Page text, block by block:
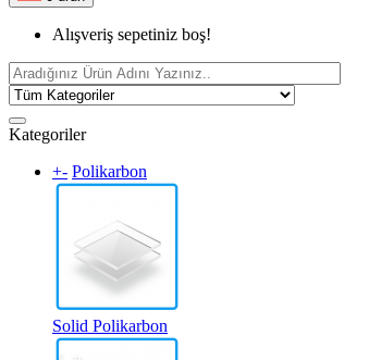
Alışveriş sepetiniz boş!
Kategoriler
+- Polikarbon
Solid Polikarbon